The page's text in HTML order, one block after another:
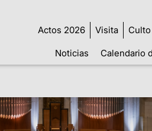
Actos 2026 Visita Culto
Noticias
Calendario